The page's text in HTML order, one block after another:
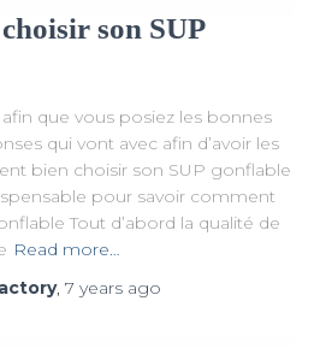
son SUP
que vous posiez les bonnes
qui vont avec afin d’avoir les
bien choisir son SUP gonflable
pour savoir comment
Tout d’abord la qualité de
Read more…
, 7 years ago